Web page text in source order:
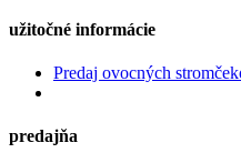
užitočné informácie
Predaj ovocných
predajňa